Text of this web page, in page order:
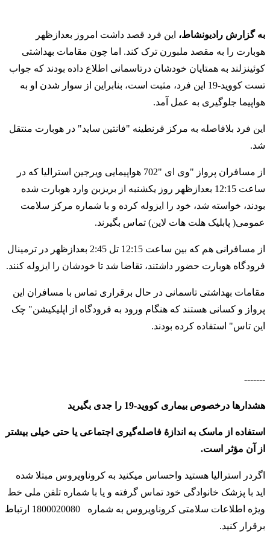
به گزارش رادیونشاط، این فرد قصد داشت امروز بعدازظهر
هوبارت را به مقصد ملبورن ترک کند. اما چون مقامات بهداشتی
کوئینزلند به همتایان خودشان درتاسمانی اطلاع داده بودند که جواب
تست کووید-19 این فرد، مثبت است، بنابراین از سوار شدن او به
هواپیما جلوگیری به عمل آمد.
این فرد بلافاصله به مرکز قرنطینه "فانتین ساید" در هوبارت منتقل
شد.
از مسافران پرواز "وی ای "702 هواپیمایی ویرجین استرالیا که در
ساعت 12:15 بعدازظهر روز یکشنبه از بریزبن وارد هوبارت شده
بودند، خواسته شد، خود را ایزوله کرده و با شماره مرکز سلامت
عمومی( پابلیک هلت هات لاین) تماس بگیرند.
از مسافرانی هم که بین ساعت 12:15 تل 2:45 بعدازظهر در ترمینال
فرودگاه هوبارت حضور داشتند، تقاضا شد تا خودشان را ایزوله کنند.
مقامات بهداشتی تاسمانی در حال برقراری تماس با مسافران این
پرواز و کسانی هستند که هنگام ورود به فرودگاه از اپلیکیشن" چک
این تاس" استفاده کرده بودند.
-------
هشدارها درخصوص بیماری کووید-19 را جدی بگیرید
استفاده از ماسک به اندازهٔ فاصله‌گیری اجتماعی یا حتی خیلی بیشتر
از آن مؤثر است.
اگردر استرالیا هستید واحساس میکنید به کروناویروس مبتلا شده
اید با پزشک خانوادگی خود تماس گرفته و یا با شماره تلفن ملی خط
ویژه اطلاعات سلامتی کروناویروس به شماره
1800020080 ارتباط
برقرار کنید.